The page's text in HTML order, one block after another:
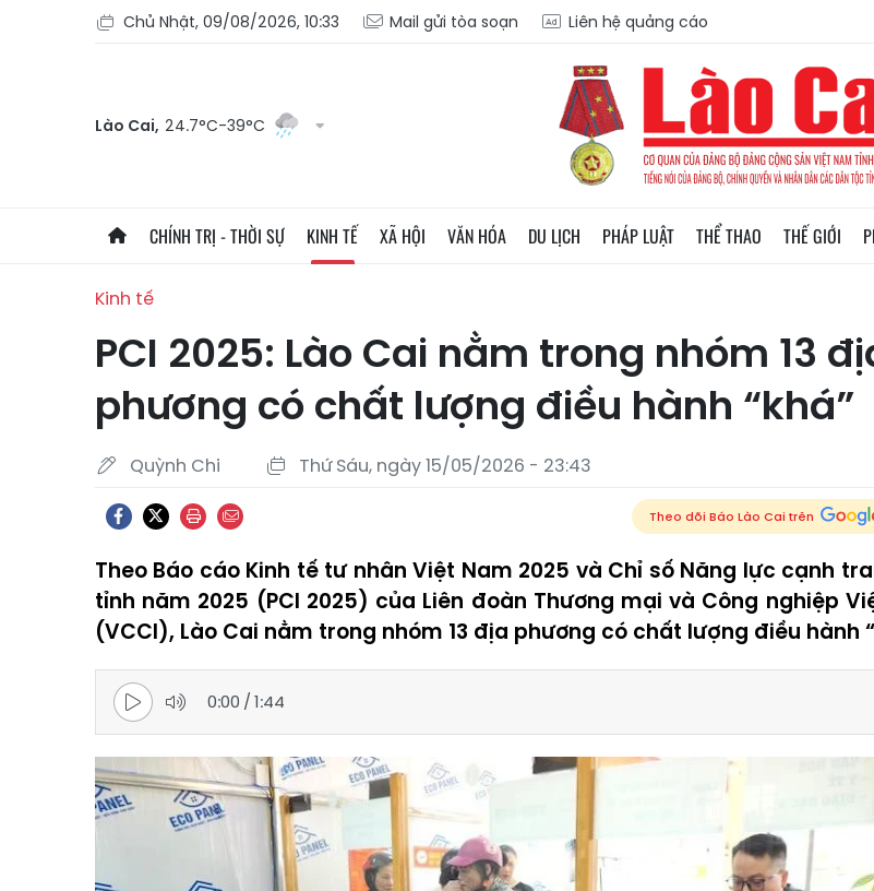
Chủ Nhật, 09/08/2026, 10:33 Mail gửi tòa soạn Liên hệ quảng cáo
Lào Cai, 24.7°C-39°C
CHÍNH TRỊ - THỜI SỰ KINH TẾ XÃ HỘI VĂN HÓA DU LỊCH PHÁP LUẬT THỂ THAO THẾ GIỚI
Kinh tế
PCI 2025: Lào Cai nằm trong nhóm 13
phương có chất lượng điều hành “khá”
Quỳnh Chi Thứ Sáu, ngày 15/05/2026 - 23:43
Theo dõi Báo Lào Cai trên
Theo Báo cáo Kinh tế tư nhân Việt Nam 2025 và Chỉ số Năng lực cạnh
tỉnh năm 2025 (PCI 2025) của Liên đoàn Thương mại và Công nghiệp
(VCCI), Lào Cai nằm trong nhóm 13 địa phương có chất lượng điều hành
0:00 /1:44